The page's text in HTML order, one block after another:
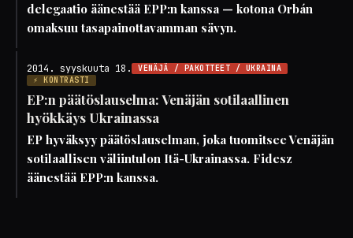
delegaatio äänestää EPP:n kanssa — kotona Orbán
omaksuu tasapainottavamman sävyn.
2014. syyskuuta 18.
VENÄJÄ / PAKOTTEET / UKRAINA
⚡ KONTRASTI
EP:n päätöslauselma: Venäjän sotilaallinen
hyökkäys Ukrainassa
EP hyväksyy päätöslauselman, joka tuomitsee Venäjän
sotilaallisen väliintulon Itä-Ukrainassa. Fidesz
äänestää EPP:n kanssa.